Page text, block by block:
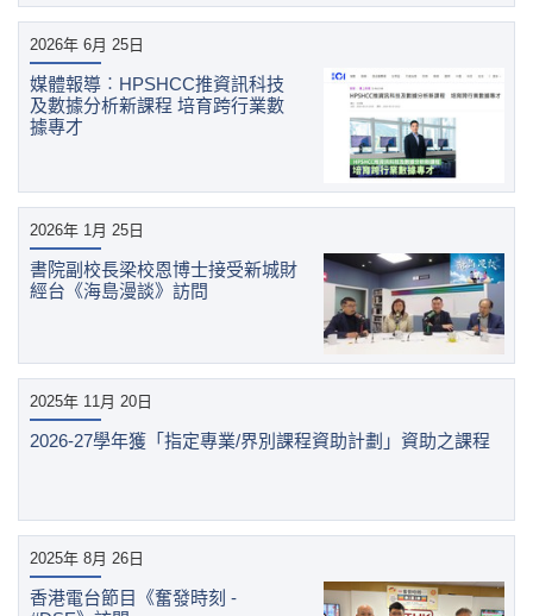
2026年 6月 25日
媒體報導︰HPSHCC推資訊科技
及數據分析新課程 培育跨行業數
據專才
2026年 1月 25日
書院副校長梁校恩博士接受新城財
經台《海島漫談》訪問
2025年 11月 20日
2026-27學年獲「指定專業/界別課程資助計劃」資助之課程
2025年 8月 26日
香港電台節目《奮發時刻 -